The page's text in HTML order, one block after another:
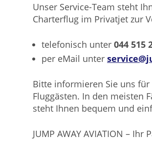
Unser Service-Team steht
Charterflug im Privatjet zur
telefonisch unter044 515
per eMail unter
Bitte informieren Sie uns für
Fluggästen. In den meisten
steht Ihnen bequem und
JUMP AWAY AVIATION –